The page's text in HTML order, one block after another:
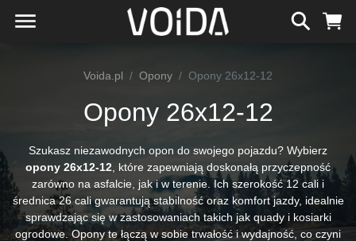
Voida.pl Opony Opony 26x12-12
Opony 26x12-12
Szukasz niezawodnych opon do swojego pojazdu? Wybierz
opony 26x12-12 , które zapewniają doskonałą przyczepność
zarówno na asfalcie, jak i w terenie. Ich szerokość 12 cali i
średnica 26 cali gwarantują stabilność oraz komfort jazdy, idealnie
sprawdzając się w zastosowaniach takich jak quady i kosiarki
ogrodowe. Opony te łączą w sobie trwałość i wydajność, co czyni